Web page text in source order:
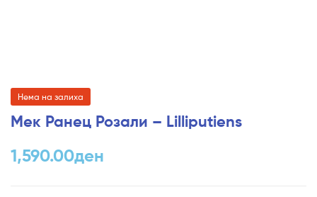
Нема на залиха
Мек Ранец Розали – Lilliputiens
1,590.00ден